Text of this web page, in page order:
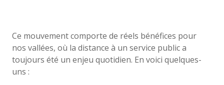
Ce mouvement comporte de réels bénéfices pour
nos vallées, où la distance à un service public a
toujours été un enjeu quotidien. En voici quelques-
uns :